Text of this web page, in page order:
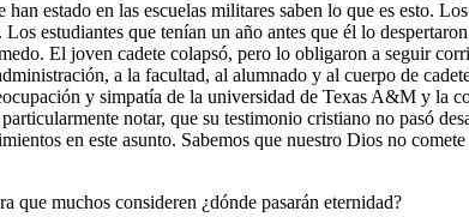
estado en las escuelas militares saben lo que es esto.
estudiantes que tenían un año antes que él lo
El joven cadete colapsó, pero lo obligaron a seguir
a la facultad, al alumnado y al cuerpo de
y simpatía de la universidad de Texas A&M y la
notar, que su testimonio cristiano no pasó
en este asunto. Sabemos que nuestro Dios no
que muchos consideren ¿dónde pasarán eternidad?